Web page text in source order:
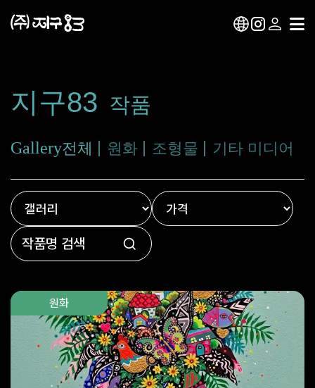
지구83 작품
Gallery전체 원화 조형물 기타 미디어
원화